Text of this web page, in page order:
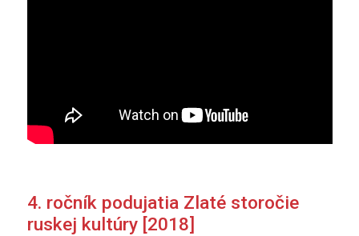
4. ročník podujatia Zlaté storočie
ruskej kultúry [2018]